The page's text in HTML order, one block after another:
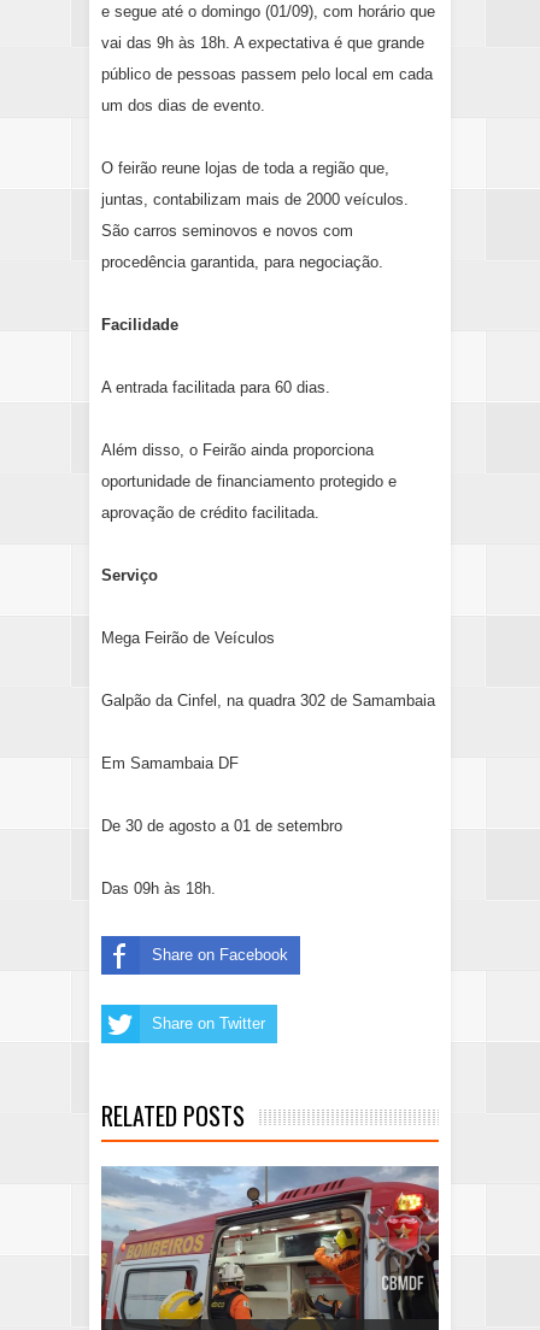
e segue até o domingo (01/09), com horário que
vai das 9h às 18h. A expectativa é que grande
público de pessoas passem pelo local em cada
um dos dias de evento.
O feirão reune lojas de toda a região que,
juntas, contabilizam mais de 2000 veículos.
São carros seminovos e novos com
procedência garantida, para negociação.
Facilidade
A entrada facilitada para 60 dias.
Além disso, o Feirão ainda proporciona
oportunidade de financiamento protegido e
aprovação de crédito facilitada.
Serviço
Mega Feirão de Veículos
Galpão da Cinfel, na quadra 302 de Samambaia
Em Samambaia DF
De 30 de agosto a 01 de setembro
Das 09h às 18h.
Share on Facebook
Share on Twitter
RELATED POSTS